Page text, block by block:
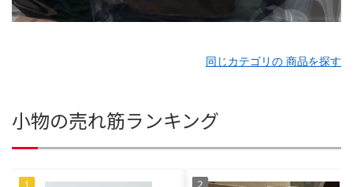
同じカテゴリの 商品を探す
小物の売れ筋ランキング